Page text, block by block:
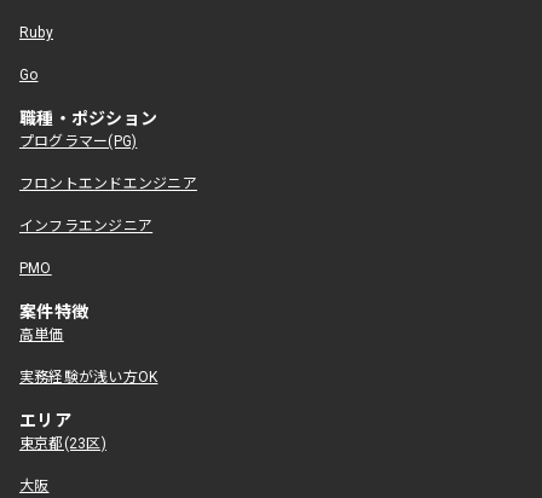
Ruby
Go
職種・ポジション
プログラマー(PG)
フロントエンドエンジニア
インフラエンジニア
PMO
案件特徴
高単価
実務経験が浅い方OK
エリア
東京都(23区)
大阪